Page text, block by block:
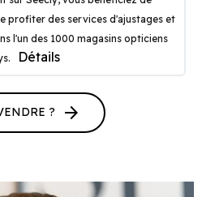
profiter des services d'ajustages et
l'un des 1000 magasins opticiens
Détails
? arrow_forward